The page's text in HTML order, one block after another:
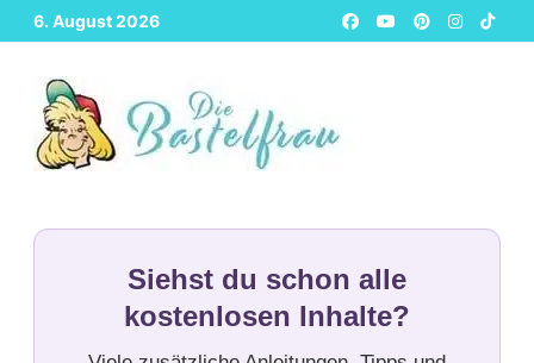
Zurück
zum
Inhalt
6. August 2026
Siehst du schon alle
kostenlosen Inhalte?